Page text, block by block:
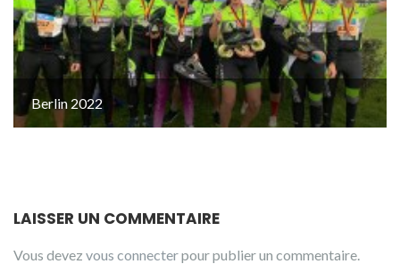
Berlin 2022
LAISSER UN COMMENTAIRE
Vous devez vous connecterpour publier un commentaire.